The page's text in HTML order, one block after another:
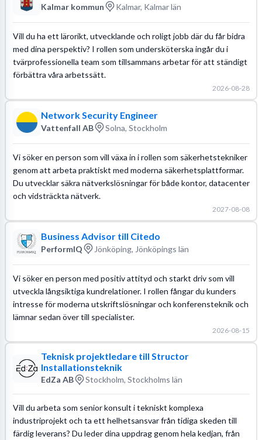
Kalmar kommun Kalmar, Kalmar län
Vill du ha ett lärorikt, utvecklande och roligt jobb där du får bidra
med dina perspektiv? I rollen som undersköterska ingår du i
tvärprofessionella team som tillsammans arbetar för att ständigt
förbättra våra arbetssätt.
2026-08-28
Network Security Engineer
Vattenfall AB Solna, Stockholm
Vi söker en person som vill växa in i rollen som säkerhetstekniker
genom att arbeta praktiskt med moderna säkerhetsplattformar.
Du utvecklar säkra nätverkslösningar för både kontor, datacenter
och vidsträckta nätverk.
2027-08-08
Business Advisor till Citedo
PerformIQ Jönköping, Jönköpings län
Vi söker en person med positiv attityd och starkt driv som vill
utveckla långsiktiga kundrelationer. I rollen fångar du kunders
intresse för moderna utskriftslösningar och konferensteknik och
lämnar sedan över till specialister.
2026-08-15
Teknisk projektledare till Structor
Installationsteknik
EdZa AB Stockholm, Stockholms län
Vill du arbeta som senior konsult i tekniskt komplexa
industriprojekt och ta ett helhetsansvar från tidiga skeden till
färdig leverans? Du leder dina uppdrag genom hela kedjan, från